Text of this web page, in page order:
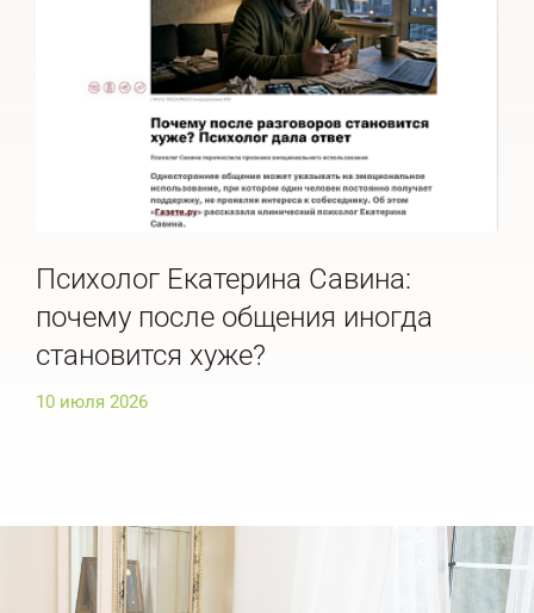
Психолог Екатерина Савина:
почему после общения иногда
становится хуже?
10 июля 2026